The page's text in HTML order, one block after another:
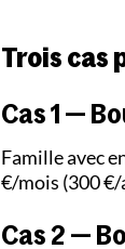
Trois cas
Cas 1 —
Famille avec
€/mois (300 €/
Cas 2 —